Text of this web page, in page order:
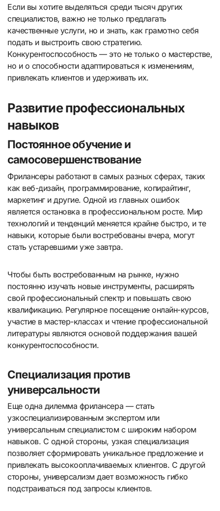
Если вы хотите выделяться среди тысяч других
специалистов, важно не только предлагать
качественные услуги, но и знать, как грамотно себя
подать и выстроить свою стратегию.
Конкурентоспособность — это не только о мастерстве,
но и о способности адаптироваться к изменениям,
привлекать клиентов и удерживать их.
Развитие профессиональных
навыков
Постоянное обучение и
самосовершенствование
Фрилансеры работают в самых разных сферах, таких
как веб-дизайн, программирование, копирайтинг,
маркетинг и другие. Одной из главных ошибок
является остановка в профессиональном росте. Мир
технологий и тенденций меняется крайне быстро, и те
навыки, которые были востребованы вчера, могут
стать устаревшими уже завтра.
Чтобы быть востребованным на рынке, нужно
постоянно изучать новые инструменты, расширять
свой профессиональный спектр и повышать свою
квалификацию. Регулярное посещение онлайн-курсов,
участие в мастер-классах и чтение профессиональной
литературы являются основой поддержания вашей
конкурентоспособности.
Специализация против
универсальности
Еще одна дилемма фрилансера — стать
узкоспециализированным экспертом или
универсальным специалистом с широким набором
навыков. С одной стороны, узкая специализация
позволяет сформировать уникальное предложение и
привлекать высокооплачиваемых клиентов. С другой
стороны, универсализм дает возможность гибко
подстраиваться под запросы клиентов.